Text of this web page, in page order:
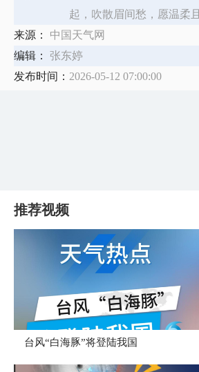
起，吹散眉间愁，愿温柔
来源：
中国天气网
编辑：
张东婷
发布时间： 2026-05-12 07:00:00
推荐视频
台风“白海豚”将登陆我国